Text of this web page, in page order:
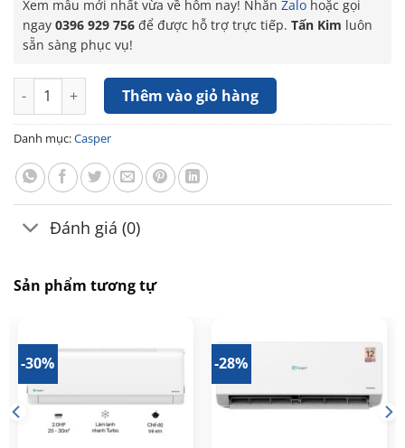
Xem mẫu mới nhất vừa về hôm nay! Nhắn Zalo hoặc gọi
ngay 0396 929 756 để được hỗ trợ trực tiếp. Tấn Kim luôn
sẵn sàng phục vụ!
Máy lạnh Casper Inverter 2.5HP GC-24IS35 số lượng
Thêm vào giỏ hàng
Danh mục:Casper
Đánh giá (0)
Sản phẩm tương tự
-30% -28%